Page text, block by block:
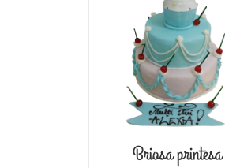
Briosa printesa